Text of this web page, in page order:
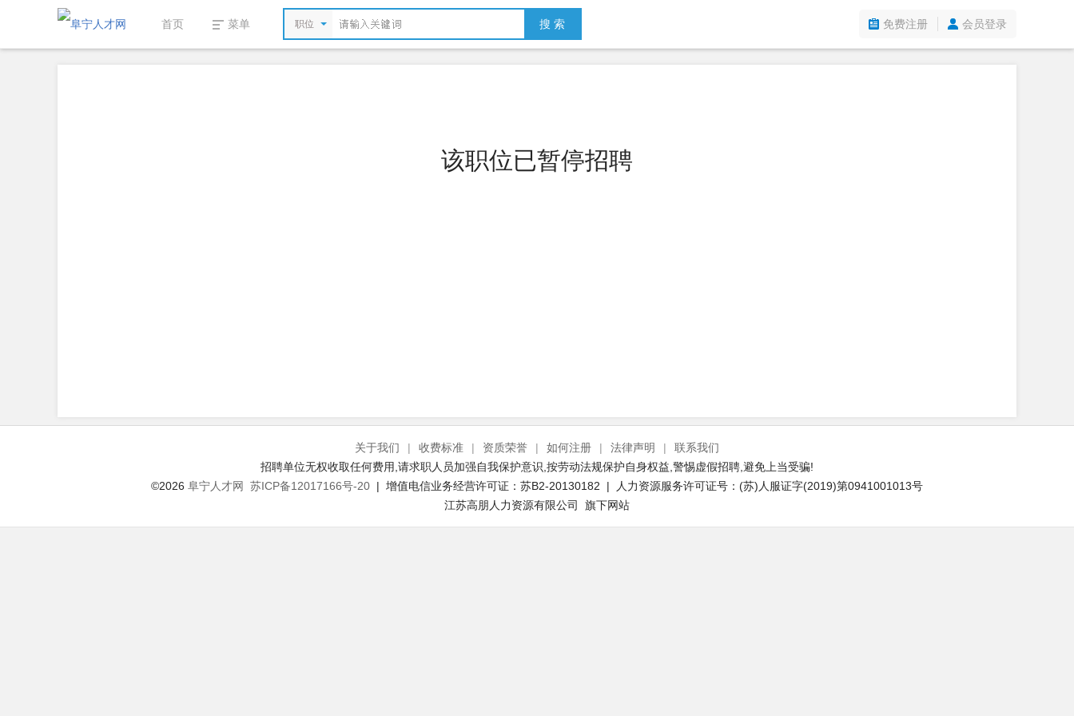
首页 菜单 职位 搜 索 免费注册 会员登录
该职位已暂停招聘
关于我们 | 收费标准 | 资质荣誉 | 如何注册 | 法律声明 |
联系我们
招聘单位无权收取任何费用,请求职人员加强自我保护意识,按劳动法规保护自身权益,警惕虚假招聘,避免上当受骗!
©2026 阜宁人才网 苏ICP备12017166号-20 | 增值电信业务经营许可证：苏B2-20130182 | 人力资源服务许可证号：(苏)人服证字(2019)第0941001013号
江苏高朋人力资源有限公司 旗下网站